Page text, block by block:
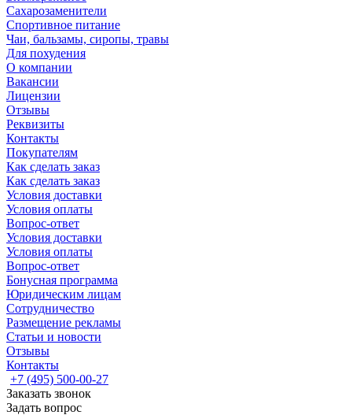
Сахарозаменители
Спортивное питание
Чаи, бальзамы, сиропы, травы
Для похудения
О компании
Вакансии
Лицензии
Отзывы
Реквизиты
Контакты
Покупателям
Как сделать заказ
Как сделать заказ
Условия доставки
Условия оплаты
Вопрос-ответ
Условия доставки
Условия оплаты
Вопрос-ответ
Бонусная программа
Юридическим лицам
Сотрудничество
Размещение рекламы
Статьи и новости
Отзывы
Контакты
+7 (495) 500-00-27
Заказать звонок
Задать вопрос